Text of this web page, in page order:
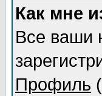
Как мне
Все ваши
Профиль